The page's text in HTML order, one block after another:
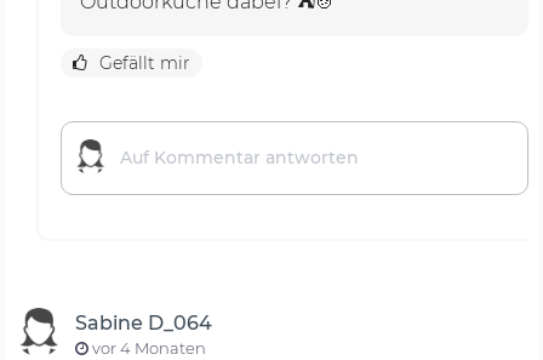
Gefällt mir
Sabine D_064
vor 4 Monaten